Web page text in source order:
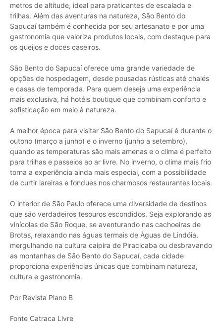
metros de altitude, ideal para praticantes de escalada e
trilhas. Além das aventuras na natureza, São Bento do
Sapucaí também é conhecida por seu artesanato e por uma
gastronomia que valoriza produtos locais, com destaque para
os queijos e doces caseiros.
São Bento do Sapucaí oferece uma grande variedade de
opções de hospedagem, desde pousadas rústicas até chalés
e casas de temporada. Para quem deseja uma experiência
mais exclusiva, há hotéis boutique que combinam conforto e
sofisticação em meio à natureza.
A melhor época para visitar São Bento do Sapucaí é durante o
outono (março a junho) e o inverno (junho a setembro),
quando as temperaturas são mais amenas e o clima é perfeito
para trilhas e passeios ao ar livre. No inverno, o clima mais frio
torna a experiência ainda mais especial, com a possibilidade
de curtir lareiras e fondues nos charmosos restaurantes locais.
O interior de São Paulo oferece uma diversidade de destinos
que são verdadeiros tesouros escondidos. Seja explorando as
vinícolas de São Roque, se aventurando nas cachoeiras de
Brotas, relaxando nas águas termais de Águas de Lindóia,
mergulhando na cultura caipira de Piracicaba ou desbravando
as montanhas de São Bento do Sapucaí, cada cidade
proporciona experiências únicas que combinam natureza,
cultura e gastronomia.
Por Revista Plano B
Fonte Catraca Livre